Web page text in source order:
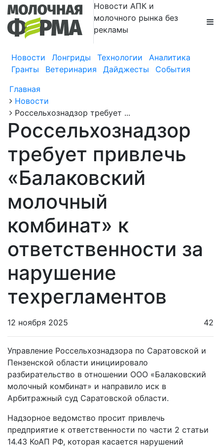
Новости АПК и
молочного рынка без
рекламы
Новости Лонгриды Технологии
Аналитика
Гранты
Ветеринария Дайджесты
События
Главная
Новости
Россельхознадзор требует ...
Россельхознадзор
требует привлечь
«Балаковский
молочный
комбинат» к
ответственности за
нарушение
техрегламентов
12 ноября 2025 42
Управление Россельхознадзора по Саратовской и
Пензенской области инициировало
разбирательство в отношении ООО «Балаковский
молочный комбинат» и направило иск в
Арбитражный суд Саратовской области.
Надзорное ведомство просит привлечь
предприятие к ответственности по части 2 статьи
14.43 КоАП РФ, которая касается нарушений